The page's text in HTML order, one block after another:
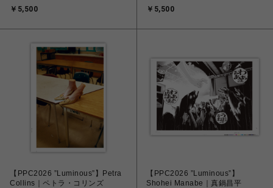
￥5,500
￥5,500
【PPC2026 ”Luminous”】Petra
Collins｜ペトラ・コリンズ
【PPC2026 ”Luminous”】
Shohei Manabe｜真鍋昌平